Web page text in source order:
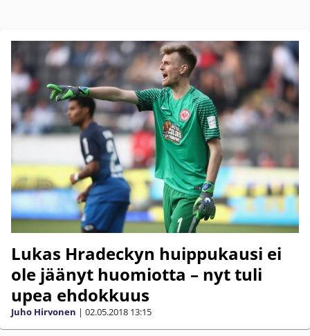
Lukas Hradeckyn huippukausi ei
ole jäänyt huomiotta – nyt tuli
upea ehdokkuus
Juho Hirvonen | 02.05.2018 13:15